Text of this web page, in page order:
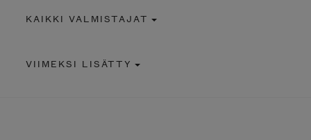
Type 2 or more characters for results.
KAIKKI VALMISTAJAT
VIIMEKSI LISÄTTY